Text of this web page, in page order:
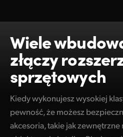
Wiele
złączy
sprzętowych
Kiedy wykonujesz wysokiej
pewność, że możesz
akcesoria, takie jak